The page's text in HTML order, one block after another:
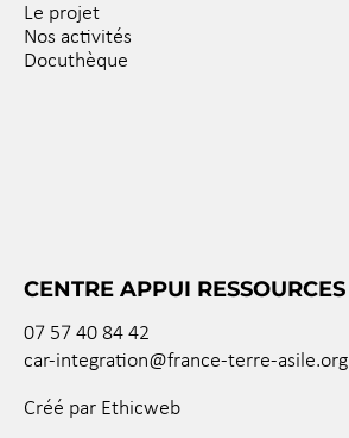
Le projet
Nos activités
Docuthèque
CENTRE APPUI RESSOURCES
07 57 40 84 42
car-integration@france-terre-asile.org
Créé par Ethicweb